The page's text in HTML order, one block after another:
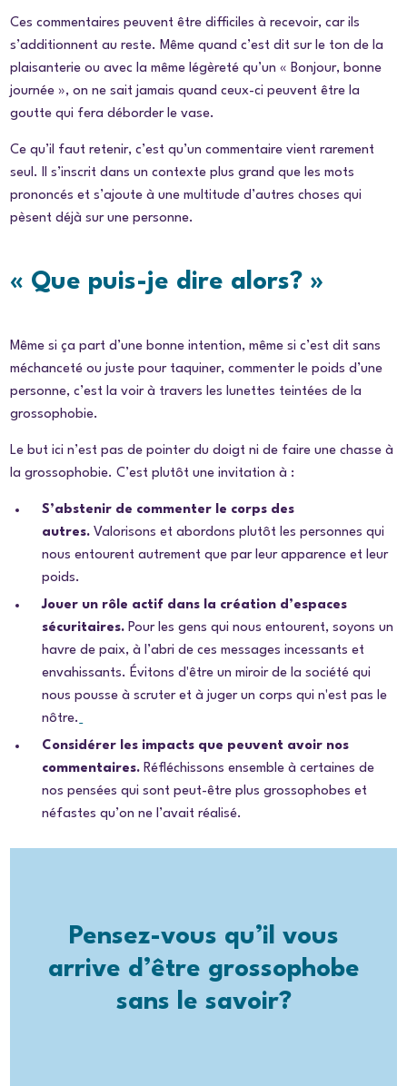
Ces commentaires peuvent être difficiles à recevoir, car ils
s’additionnent au reste. Même quand c’est dit sur le ton de la
plaisanterie ou avec la même légèreté qu’un « Bonjour, bonne
journée », on ne sait jamais quand ceux-ci peuvent être la
goutte qui fera déborder le vase.
Ce qu’il faut retenir, c’est qu’un commentaire vient rarement
seul. Il s’inscrit dans un contexte plus grand que les mots
prononcés et s’ajoute à une multitude d’autres choses qui
pèsent déjà sur une personne.
« Que puis-je dire alors? »
Même si ça part d’une bonne intention, même si c’est dit sans
méchanceté ou juste pour taquiner, commenter le poids d’une
personne, c’est la voir à travers les lunettes teintées de la
grossophobie.
Le but ici n’est pas de pointer du doigt ni de faire une chasse à
la grossophobie. C’est plutôt une invitation à :
S’abstenir de commenter le corps des
autres. Valorisons et abordons plutôt les personnes qui
nous entourent autrement que par leur apparence et leur
poids.
Jouer un rôle actif dans la création d’espaces
sécuritaires.Pour les gens qui nous entourent, soyons un
havre de paix, à l’abri de ces messages incessants et
envahissants. Évitons d'être un miroir de la société qui
nous pousse à scruter et à juger un corps qui n'est pas le
nôtre.
Considérer les impacts que peuvent avoir nos
commentaires. Réfléchissons ensemble à certaines de
nos pensées qui sont peut-être plus grossophobes et
néfastes qu’on ne l’avait réalisé.
Pensez-vous qu’il vous
arrive d’être grossophobe
sans le savoir?